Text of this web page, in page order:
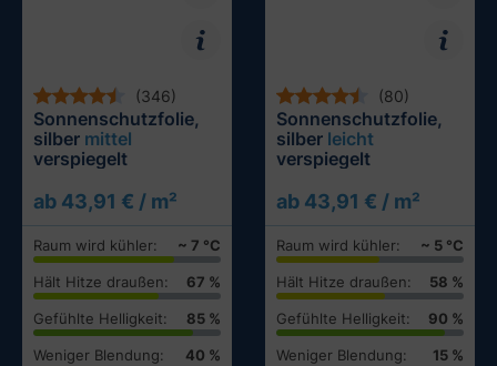
(346)
Sonnenschutzfolie,
silber mittel
verspiegelt
ab 43,91 € / m²
Raum wird kühler: ~ 7 °C
Hält Hitze draußen: 67 %
Gefühlte Helligkeit: 85 %
Weniger Blendung: 40 %
(80)
Sonnenschutzfolie,
silber leicht
verspiegelt
ab 43,91 € / m²
Raum wird kühler: ~ 5 °C
Hält Hitze draußen: 58 %
Gefühlte Helligkeit: 90 %
Weniger Blendung: 15 %